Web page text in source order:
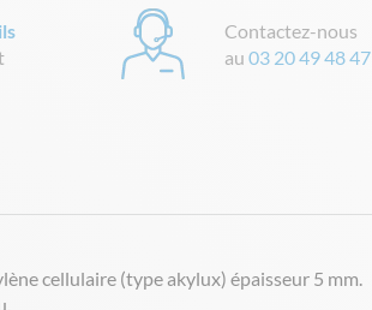
Contactez-nous
au 03 20 49 48 47
cellulaire (type akylux) épaisseur 5 mm.